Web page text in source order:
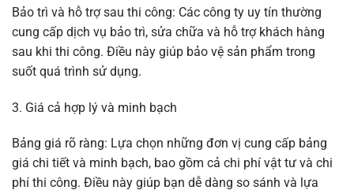
Bảo trì và hỗ trợ sau thi công: Các công ty uy tín thường
cung cấp dịch vụ bảo trì, sửa chữa và hỗ trợ khách hàng
sau khi thi công. Điều này giúp bảo vệ sản phẩm trong
suốt quá trình sử dụng.
3. Giá cả hợp lý và minh bạch
Bảng giá rõ ràng: Lựa chọn những đơn vị cung cấp bảng
giá chi tiết và minh bạch, bao gồm cả chi phí vật tư và chi
phí thi công. Điều này giúp bạn dễ dàng so sánh và lựa